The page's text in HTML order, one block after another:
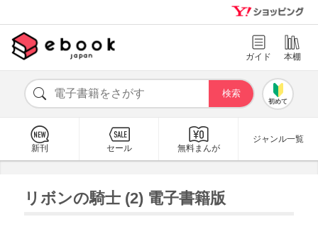
ガイド 本棚
初めて
新刊 セール 無料まんが
ジャンル一覧
リボンの騎士 (2) 電子書籍版